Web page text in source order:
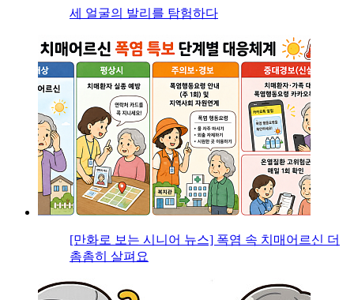
세 얼굴의 발리를 탐험하다
[만화로 보는 시니어 뉴스] 폭염 속 치매어르신 더
촘촘히 살펴요